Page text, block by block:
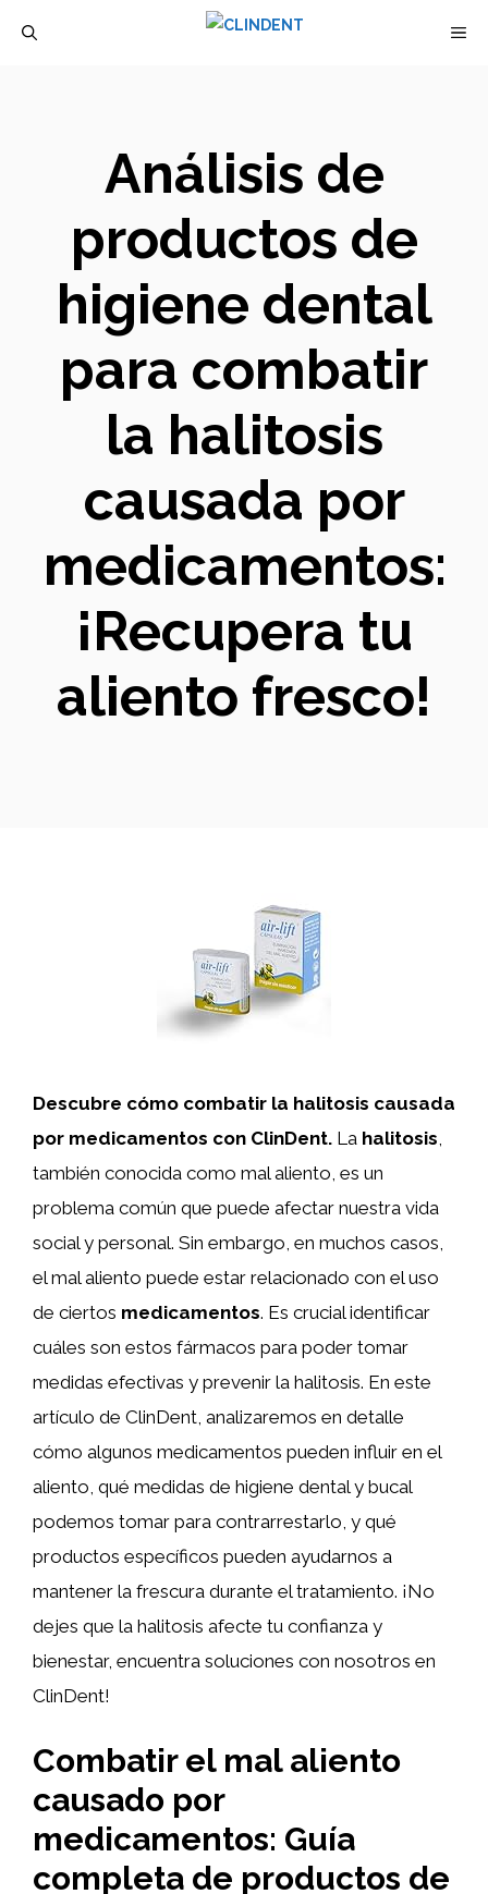
Análisis de
productos de
higiene dental
para combatir
la halitosis
causada por
medicamentos:
¡Recupera tu
aliento fresco!
Descubre cómo combatir la halitosis causada
por medicamentos con ClinDent. La halitosis,
también conocida como mal aliento, es un
problema común que puede afectar nuestra vida
social y personal. Sin embargo, en muchos casos,
el mal aliento puede estar relacionado con el uso
de ciertos medicamentos. Es crucial identificar
cuáles son estos fármacos para poder tomar
medidas efectivas y prevenir la halitosis. En este
artículo de ClinDent, analizaremos en detalle
cómo algunos medicamentos pueden influir en el
aliento, qué medidas de higiene dental y bucal
podemos tomar para contrarrestarlo, y qué
productos específicos pueden ayudarnos a
mantener la frescura durante el tratamiento. ¡No
dejes que la halitosis afecte tu confianza y
bienestar, encuentra soluciones con nosotros en
ClinDent!
Combatir el mal aliento
causado por
medicamentos: Guía
completa de productos de